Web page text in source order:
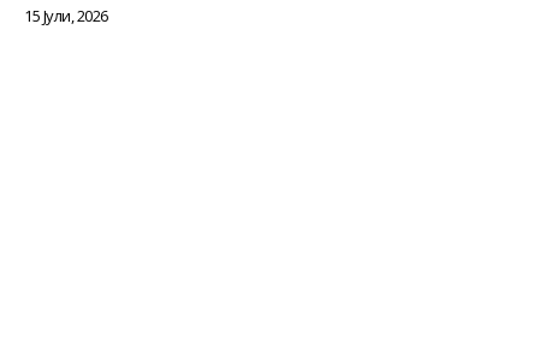
15 Јули, 2026